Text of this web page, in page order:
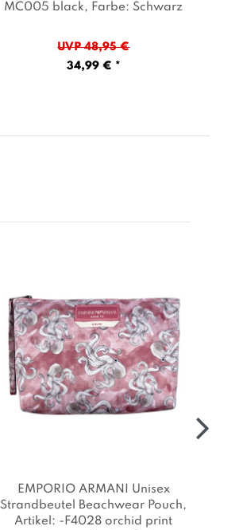
MC005 black, Farbe: Schwarz
UVP 48,95 €
34,99 € *
EMPORIO ARMANI Unisex
Strandbeutel Beachwear Pouch,
Artikel: -F4028 orchid print